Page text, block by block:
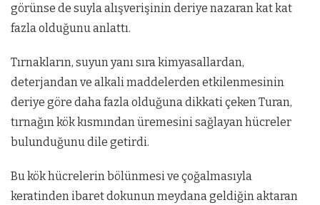
görünse de suyla alışverişinin deriye nazaran kat kat
fazla olduğunu anlattı.
Tırnakların, suyun yanı sıra kimyasallardan,
deterjandan ve alkali maddelerden etkilenmesinin
deriye göre daha fazla olduğuna dikkati çeken Turan,
tırnağın kök kısmından üremesini sağlayan hücreler
bulunduğunu dile getirdi.
Bu kök hücrelerin bölünmesi ve çoğalmasıyla
keratinden ibaret dokunun meydana geldiğin aktaran